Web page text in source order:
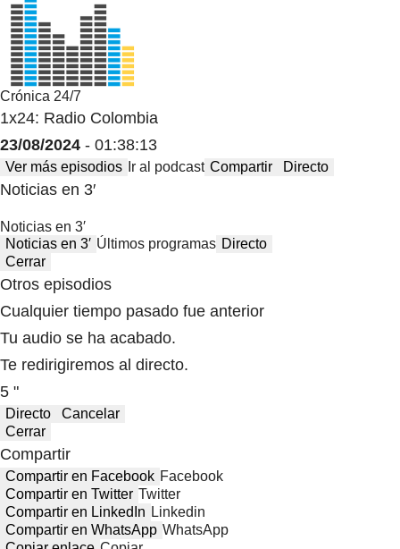
Crónica 24/7
1x24: Radio Colombia
23/08/2024 - 01:38:13
Ver más episodios Ir al podcast Compartir Directo
Noticias en 3′
Noticias en 3′
Noticias en 3′ Últimos programas Directo
Cerrar
Otros episodios
Cualquier tiempo pasado fue anterior
Tu audio se ha acabado.
Te redirigiremos al directo.
5 "
Directo
Cancelar
Cerrar
Compartir
Compartir en Facebook Facebook
Compartir en Twitter Twitter
Compartir en LinkedIn Linkedin
Compartir en WhatsApp WhatsApp